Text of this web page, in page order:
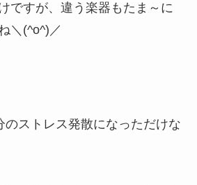
ですが、違う楽器もたま～に
＼(^o^)／
のストレス発散になっただけな